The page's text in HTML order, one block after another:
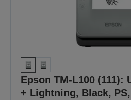
Epson TM-L100 (111):
+ Lightning, Black,